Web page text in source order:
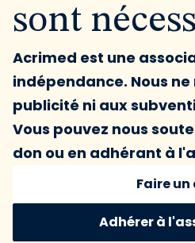
sont
Acrimed est une
indépendance. Nous
publicité ni aux
Vous pouvez nous
don ou en adhérant à
Faire un
Adhérer à